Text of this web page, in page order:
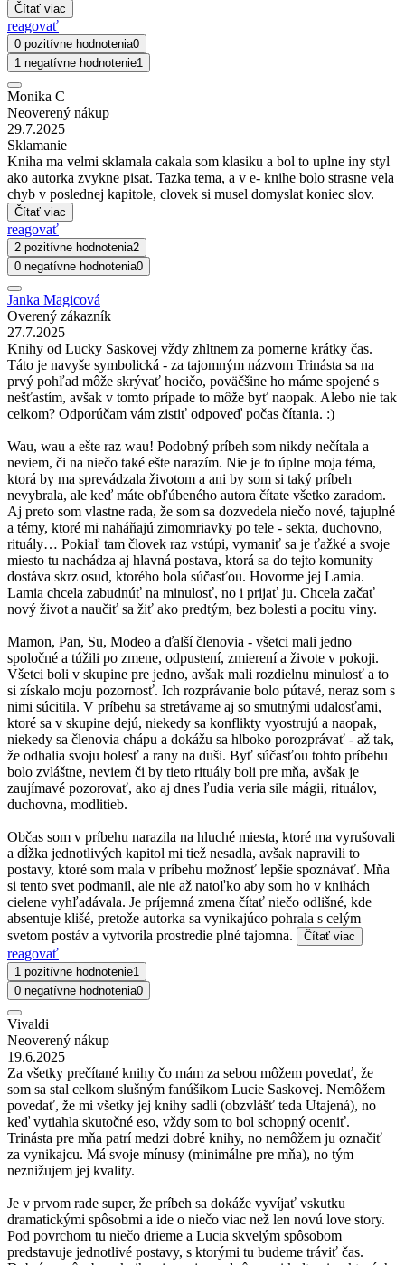
Čítať viac
reagovať
0 pozitívne hodnotenia0
1 negatívne hodnotenie1
Monika C
Neoverený nákup
29.7.2025
Sklamanie
Kniha ma velmi sklamala cakala som klasiku a bol to uplne iny styl
ako autorka zvykne pisat. Tazka tema, a v e- knihe bolo strasne vela
chyb v poslednej kapitole, clovek si musel domyslat koniec slov.
Čítať viac
reagovať
2 pozitívne hodnotenia2
0 negatívne hodnotenia0
Janka Magicová
Overený zákazník
27.7.2025
Knihy od Lucky Saskovej vždy zhltnem za pomerne krátky čas.
Táto je navyše symbolická - za tajomným názvom Trinásta sa na
prvý pohľad môže skrývať hocičo, poväčšine ho máme spojené s
nešťastím, avšak v tomto prípade to môže byť naopak. Alebo nie tak
celkom? Odporúčam vám zistiť odpoveď počas čítania. :)
Wau, wau a ešte raz wau! Podobný príbeh som nikdy nečítala a
neviem, či na niečo také ešte narazím. Nie je to úplne moja téma,
ktorá by ma sprevádzala životom a ani by som si taký príbeh
nevybrala, ale keď máte obľúbeného autora čítate všetko zaradom.
Aj preto som vlastne rada, že som sa dozvedela niečo nové, tajuplné
a témy, ktoré mi naháňajú zimomriavky po tele - sekta, duchovno,
rituály… Pokiaľ tam človek raz vstúpi, vymaniť sa je ťažké a svoje
miesto tu nachádza aj hlavná postava, ktorá sa do tejto komunity
dostáva skrz osud, ktorého bola súčasťou. Hovorme jej Lamia.
Lamia chcela zabudnúť na minulosť, no i prijať ju. Chcela začať
nový život a naučiť sa žiť ako predtým, bez bolesti a pocitu viny.
Mamon, Pan, Su, Modeo a ďalší členovia - všetci mali jedno
spoločné a túžili po zmene, odpustení, zmierení a živote v pokoji.
Všetci boli v skupine pre jedno, avšak mali rozdielnu minulosť a to
si získalo moju pozornosť. Ich rozprávanie bolo pútavé, neraz som s
nimi súcitila. V príbehu sa stretávame aj so smutnými udalosťami,
ktoré sa v skupine dejú, niekedy sa konflikty vyostrujú a naopak,
niekedy sa členovia chápu a dokážu sa hlboko porozprávať - až tak,
že odhalia svoju bolesť a rany na duši. Byť súčasťou tohto príbehu
bolo zvláštne, neviem či by tieto rituály boli pre mňa, avšak je
zaujímavé pozorovať, ako aj dnes ľudia veria sile mágii, rituálov,
duchovna, modlitieb.
Občas som v príbehu narazila na hluché miesta, ktoré ma vyrušovali
a dĺžka jednotlivých kapitol mi tiež nesadla, avšak napravili to
postavy, ktoré som mala v príbehu možnosť lepšie spoznávať. Mňa
si tento svet podmanil, ale nie až natoľko aby som ho v knihách
cielene vyhľadávala. Je príjemná zmena čítať niečo odlišné, kde
absentuje klišé, pretože autorka sa vynikajúco pohrala s celým
svetom postáv a vytvorila prostredie plné tajomna.
Čítať viac
reagovať
1 pozitívne hodnotenie1
0 negatívne hodnotenia0
Vivaldi
Neoverený nákup
19.6.2025
Za všetky prečítané knihy čo mám za sebou môžem povedať, že
som sa stal celkom slušným fanúšikom Lucie Saskovej. Nemôžem
povedať, že mi všetky jej knihy sadli (obzvlášť teda Utajená), no
keď vytiahla skutočné eso, vždy som to bol schopný oceniť.
Trinásta pre mňa patrí medzi dobré knihy, no nemôžem ju označiť
za vynikajcu. Má svoje mínusy (minimálne pre mňa), no tým
neznižujem jej kvality.
Je v prvom rade super, že príbeh sa dokáže vyvíjať vskutku
dramatickými spôsobmi a ide o niečo viac než len novú love story.
Pod povrchom tu niečo drieme a Lucia skvelým spôsobom
predstavuje jednotlivé postavy, s ktorými tu budeme tráviť čas.